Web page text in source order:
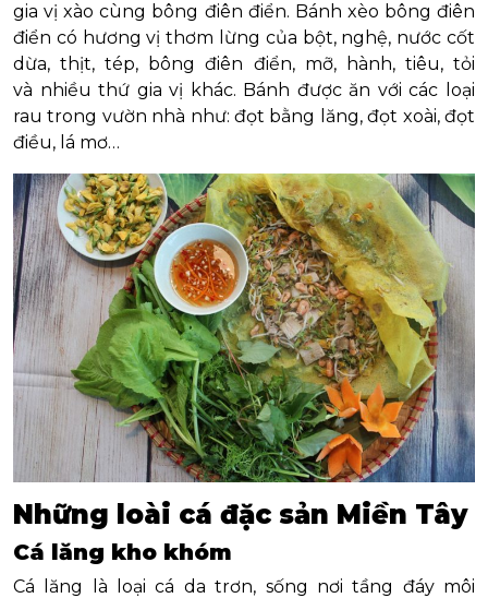
gia vị xào cùng bông điên điển. Bánh xèo bông điên
điển có hương vị thơm lừng của bột, nghệ, nước cốt
dừa, thịt, tép, bông điên điển, mỡ, hành, tiêu, tỏi
và nhiều thứ gia vị khác. Bánh được ăn với các loại
rau trong vườn nhà như: đọt bằng lăng, đọt xoài, đọt
điều, lá mơ…
Những loài cá đặc sản Miền Tây
Cá lăng kho khóm
Cá lăng là loại cá da trơn, sống nơi tầng đáy môi